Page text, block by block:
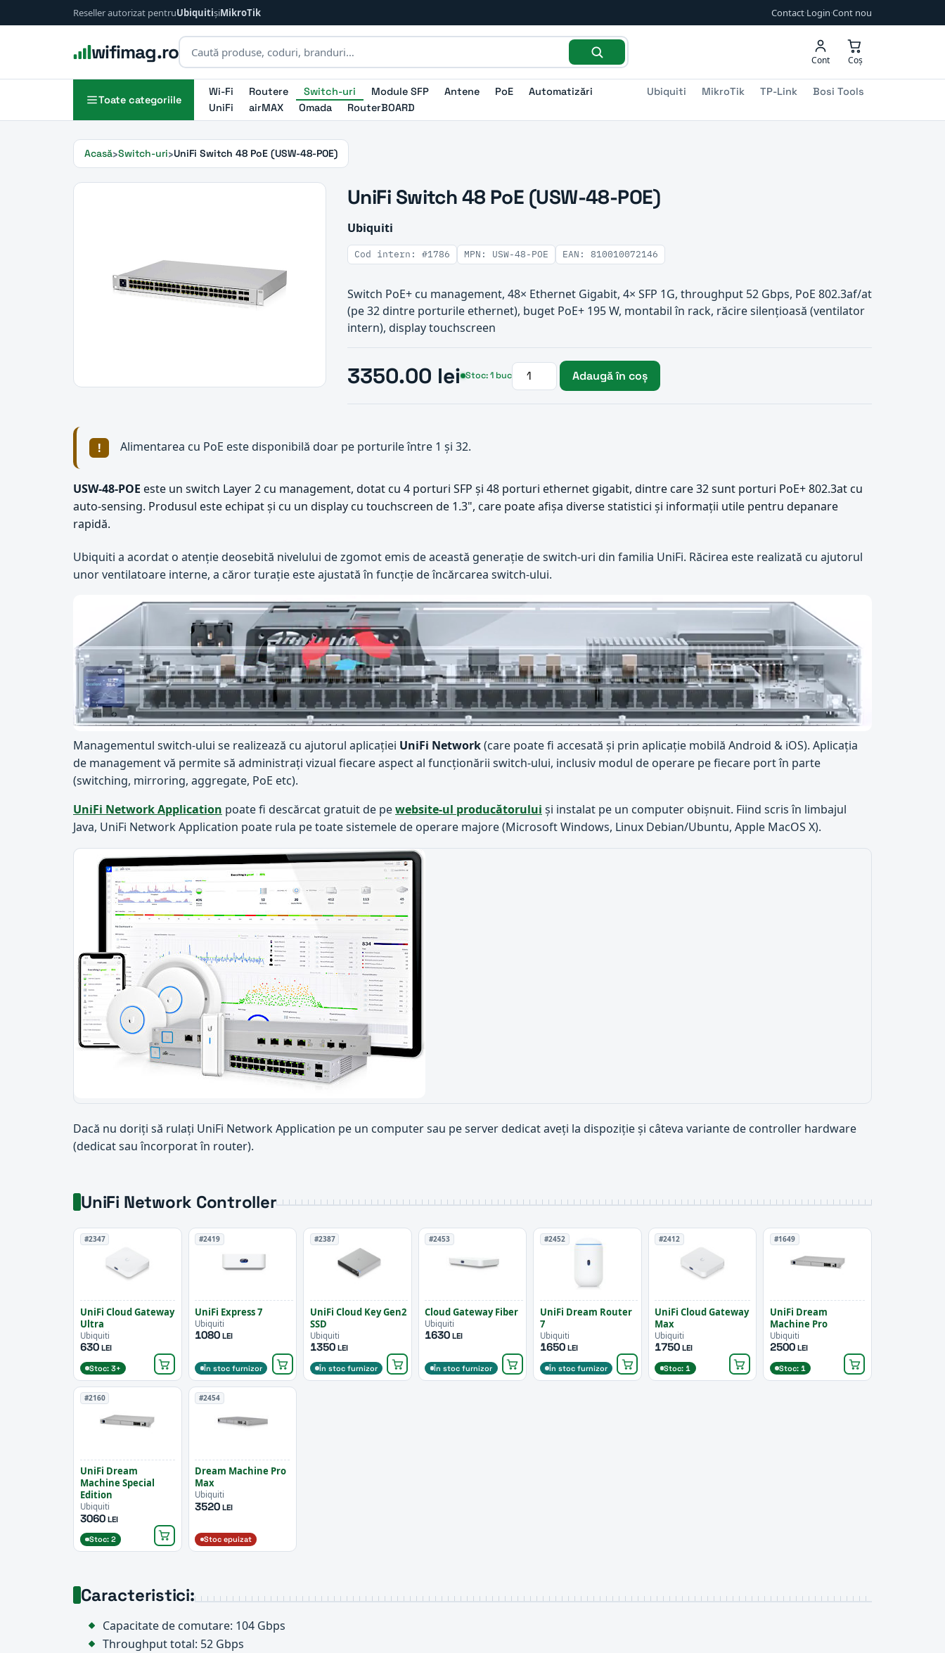
Reseller autorizat pentruUbiquitișiMikroTik Contact·Login·Cont nou
wifimag.ro Cont Coș
Toate categoriile
Wi-Fi Routere Switch-uri Module SFP Antene PoE Automatizări Ubiquiti MikroTik TP-Link
Bosi Tools
UniFi
airMAX Omada RouterBOARD
Acasă Switch-uri UniFi Switch 48 PoE (USW-48-POE)
UniFi Switch 48 PoE (USW-48-POE)
Ubiquiti
Cod intern: #1786 MPN: USW-48-POE EAN: 810010072146
Switch PoE+ cu management, 48× Ethernet Gigabit, 4× SFP 1G, throughput 52 Gbps, PoE 802.3af/at
(pe 32 dintre porturile ethernet), buget PoE+ 195 W, montabil în rack, răcire silențioasă (ventilator
intern), display touchscreen
3350.00 lei Stoc: 1 buc Adaugă în coș
Alimentarea cu PoE este disponibilă doar pe porturile între 1 și 32.
USW-48-POE este un switch Layer 2 cu management, dotat cu 4 porturi SFP și 48 porturi ethernet gigabit, dintre care 32 sunt porturi PoE+ 802.3at cu
auto-sensing. Produsul este echipat și cu un display cu touchscreen de 1.3", care poate afișa diverse statistici și informații utile pentru depanare
rapidă.
Ubiquiti a acordat o atenție deosebită nivelului de zgomot emis de această generație de switch-uri din familia UniFi. Răcirea este realizată cu ajutorul
unor ventilatoare interne, a căror turație este ajustată în funcție de încărcarea switch-ului.
Managementul switch-ului se realizează cu ajutorul aplicației UniFi Network(care poate fi accesată și prin aplicație mobilă Android & iOS). Aplicația
de management vă permite să administrați vizual fiecare aspect al funcționării switch-ului, inclusiv modul de operare pe fiecare port în parte
(switching, mirroring, aggregate, PoE etc).
UniFi Network Application poate fi descărcat gratuit de pewebsite-ul producătorului și instalat pe un computer obișnuit. Fiind scris în limbajul
Java, UniFi Network Application poate rula pe toate sistemele de operare majore (Microsoft Windows, Linux Debian/Ubuntu, Apple MacOS X).
Dacă nu doriți să rulați UniFi Network Application pe un computer sau pe server dedicat aveți la dispoziție și câteva variante de controller hardware
(dedicat sau încorporat în router).
UniFi Network Controller
#2347
UniFi Cloud Gateway
Ultra
Ubiquiti
630LEI
Stoc: 3+
#2419
UniFi Express 7
Ubiquiti
1080 LEI
În stoc furnizor
#2387
UniFi Cloud Key Gen2
SSD
Ubiquiti
1350LEI
În stoc furnizor
#2453
Cloud Gateway Fiber
Ubiquiti
1630 LEI
În stoc furnizor
#2452
UniFi Dream Router
7
Ubiquiti
1650LEI
În stoc furnizor
#2412
UniFi Cloud Gateway
Max
Ubiquiti
1750 LEI
Stoc: 1
#1649
UniFi Dream
Machine Pro
Ubiquiti
2500LEI
Stoc: 1
#2160
UniFi Dream
Machine Special
Edition
Ubiquiti
3060LEI
Stoc: 2
#2454
Dream Machine Pro
Max
Ubiquiti
3520 LEI
Stoc epuizat
Caracteristici:
Capacitate de comutare: 104 Gbps
Throughput total: 52 Gbps